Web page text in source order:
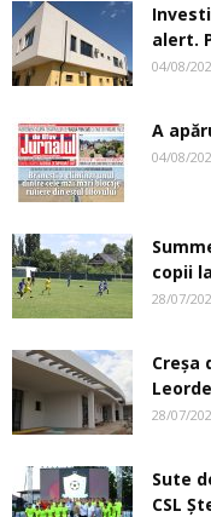
alert.
04/08/
A
04/08/
copii
28/07/
Creşa
28/07/
Sute
CSL